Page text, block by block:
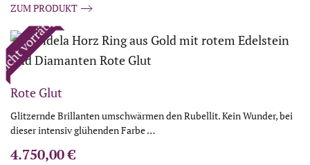
ZUM PRODUKT
vorrätig
Rote Glut
Glitzernde Brillanten umschwärmen den Rubellit. Kein Wunder, bei
dieser intensiv glühenden Farbe …
4.750,00€